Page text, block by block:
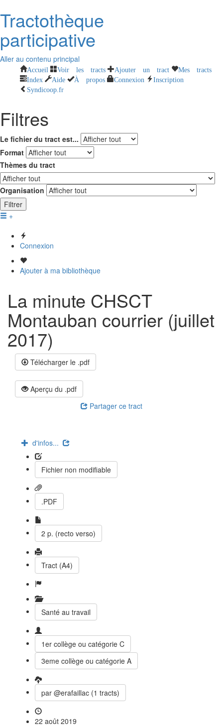
Tractothèque
participative
Aller au contenu principal
Accueil Voir les tracts Ajouter un tract
Mes tracts
Index
Aide À propos Connexion
Inscription
Syndicoop.fr
Filtres
Le fichier du tract est...
Format
Thèmes du tract
Organisation
Filtrer
+
Connexion
Ajouter à ma bibliothèque
La minute CHSCT
Montauban courrier (juillet
2017)
Télécharger le .pdf
Aperçu du .pdf
Partager ce tract
d'infos...
Fichier non modifiable
.PDF
2 p. (recto verso)
Tract (A4)
Santé au travail
1er collège ou catégorie C
3eme collège ou catégorie A
par @erafaillac (1 tracts)
22 août 2019